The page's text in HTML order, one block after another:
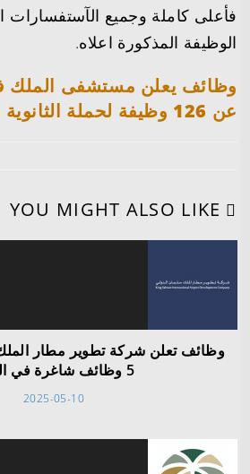
فأعلى كاملة وجميع الآستفسارات
الوظيفة المذكورة اعلاه.
وظائف يعلن مستشفى
عن 126 وظيفة لحملة الثانوية فأعلى
YOU MIGHT ALSO LIKE
وظائف تعلن شركة تطوير مطار
5 وظائف شاغرة في الرياض
2025-05-10